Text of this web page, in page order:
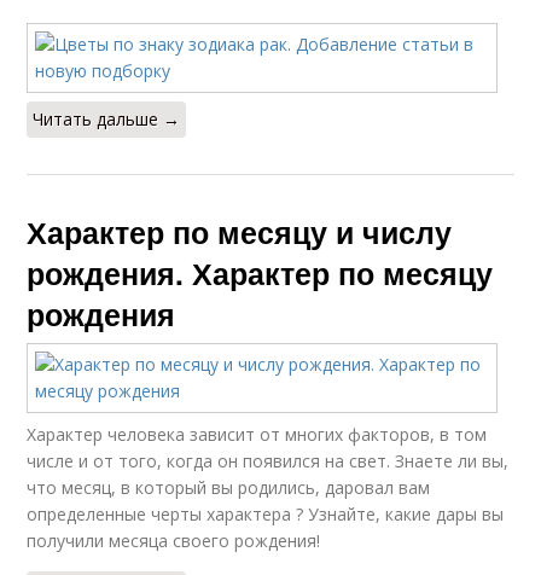
Читать дальше →
Характер по месяцу и числу
рождения. Характер по месяцу
рождения
Характер человека зависит от многих факторов, в том
числе и от того, когда он появился на свет. Знаете ли вы,
что месяц, в который вы родились, даровал вам
определенные черты характера ? Узнайте, какие дары вы
получили месяца своего рождения!